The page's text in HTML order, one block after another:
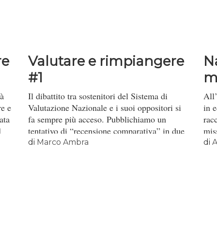
e
Valutare e rimpiangere
#1
Il dibattito tra sostenitori del Sistema di
Valutazione Nazionale e i suoi oppositori si
fa sempre più acceso. Pubblichiamo un
tentativo di “recensione comparativa” in due
puntate che lo riprende e rilancia.
di Marco Ambra
in
di